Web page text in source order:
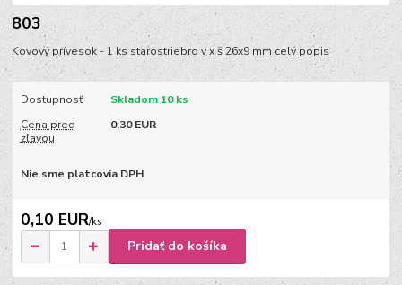
803
Kovový prívesok - 1 ks starostriebro v x š 26x9 mmcelý popis
Dostupnosť
Skladom 10 ks
Cena pred
zľavou
0,30 EUR
Nie sme platcovia DPH
0,10 EUR/ks
Pridať do košíka